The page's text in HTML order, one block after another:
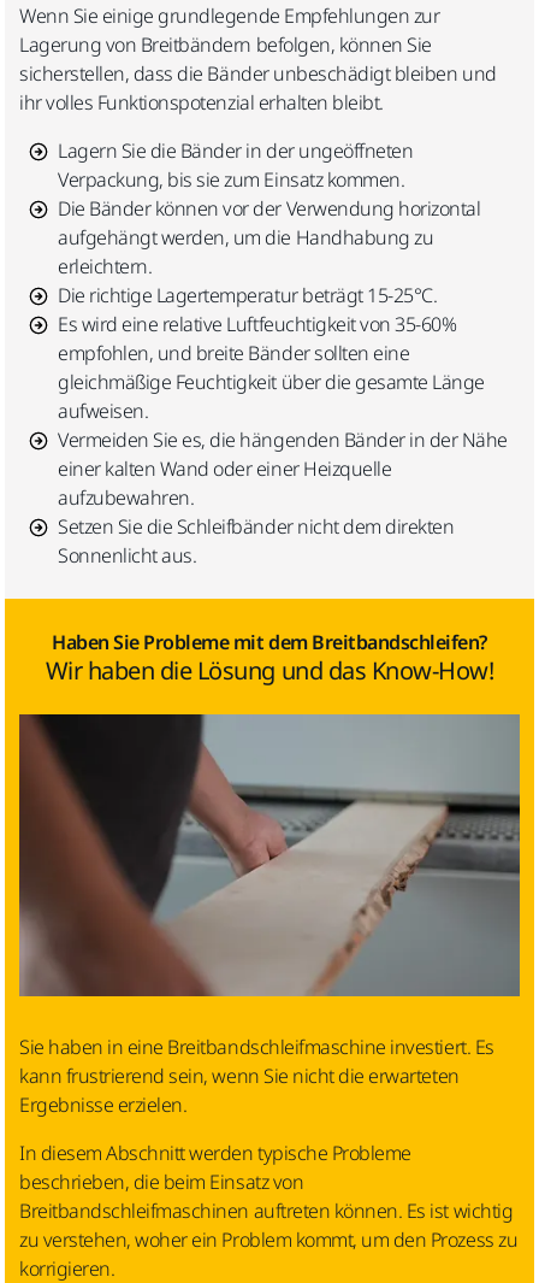
Wenn Sie einige grundlegende Empfehlungen zur
Lagerung von Breitbändern befolgen, können Sie
sicherstellen, dass die Bänder unbeschädigt bleiben und
ihr volles Funktionspotenzial erhalten bleibt.
Lagern Sie die Bänder in der ungeöffneten
Verpackung, bis sie zum Einsatz kommen.
Die Bänder können vor der Verwendung horizontal
aufgehängt werden, um die Handhabung zu
erleichtern.
Die richtige Lagertemperatur beträgt 15-25°C.
Es wird eine relative Luftfeuchtigkeit von 35-60%
empfohlen, und breite Bänder sollten eine
gleichmäßige Feuchtigkeit über die gesamte Länge
aufweisen.
Vermeiden Sie es, die hängenden Bänder in der Nähe
einer kalten Wand oder einer Heizquelle
aufzubewahren.
Setzen Sie die Schleifbänder nicht dem direkten
Sonnenlicht aus.
Haben Sie Probleme mit dem Breitbandschleifen?
Wir haben die Lösung und das Know-How!
Sie haben in eine Breitbandschleifmaschine investiert. Es
kann frustrierend sein, wenn Sie nicht die erwarteten
Ergebnisse erzielen.
In diesem Abschnitt werden typische Probleme
beschrieben, die beim Einsatz von
Breitbandschleifmaschinen auftreten können. Es ist wichtig
zu verstehen, woher ein Problem kommt, um den Prozess zu
korrigieren.